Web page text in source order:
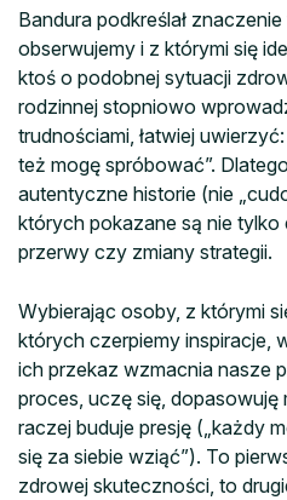
Bandura podkreślał
obserwujemy i z którymi się
ktoś o podobnej sytuacji
rodzinnej stopniowo
trudnościami, łatwiej
też mogę spróbować”.
autentyczne historie (nie
których pokazane są nie tylko
przerwy czy zmiany strategii.
Wybierając osoby, z którymi
których czerpiemy inspiracje,
ich przekaz wzmacnia nasze
proces, uczę się, dopasowuję
raczej buduje presję („każdy
się za siebie wziąć”). To
zdrowej skuteczności, to